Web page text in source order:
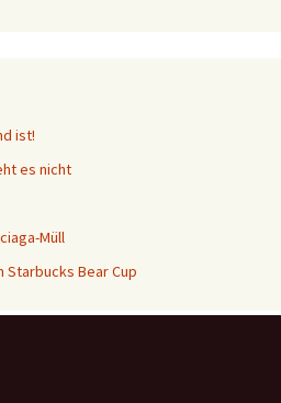
ist!
es nicht
Müll
Starbucks Bear Cup